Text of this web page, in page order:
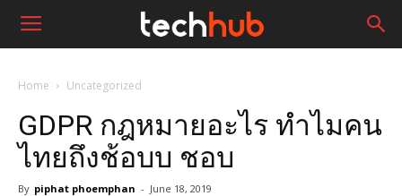
Home Uncategorized
GDPR กฎหมายอะไร ทำไมคน
ไทยถึงช้อบบ ชอบ
By piphat phoemphan - June 18, 2019